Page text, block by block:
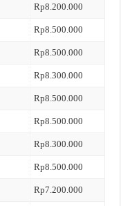
Rp8.200.000
Rp8.500.000
Rp8.500.000
Rp8.300.000
Rp8.500.000
Rp8.500.000
Rp8.300.000
Rp8.500.000
Rp7.200.000